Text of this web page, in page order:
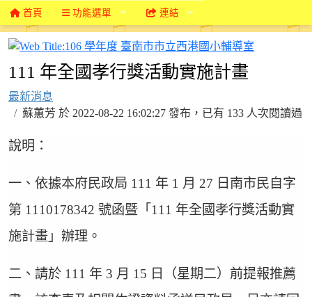
首頁 功能選單 連結
111 年全國孝行獎活動實施計畫
最新消息
蘇蕙芳 於 2022-08-22 16:02:27 發布，已有 133 人次閱讀過
說明：
一、依據本府民政局 111 年 1 月 27 日南市民自字
第 1110178342 號函暨「111 年全國孝行獎活動實
施計畫」辦理。
二、請於 111 年 3 月 15 日（星期二）前提報推薦